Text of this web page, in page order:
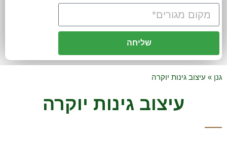
שליחה
גנן » עיצוב גינות יוקרה
עיצוב גינות יוקרה